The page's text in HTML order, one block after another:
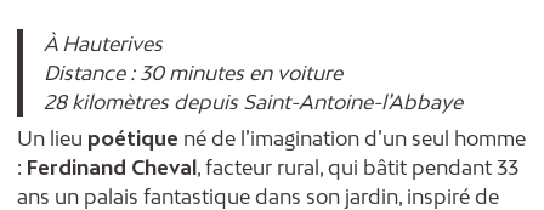
À Hauterives
Distance : 30 minutes en voiture
28 kilomètres depuis Saint-Antoine-l’Abbaye
Un lieu poétique né de l’imagination d’un seul homme
: Ferdinand Cheval, facteur rural, qui bâtit pendant 33
ans un palais fantastique dans son jardin, inspiré de